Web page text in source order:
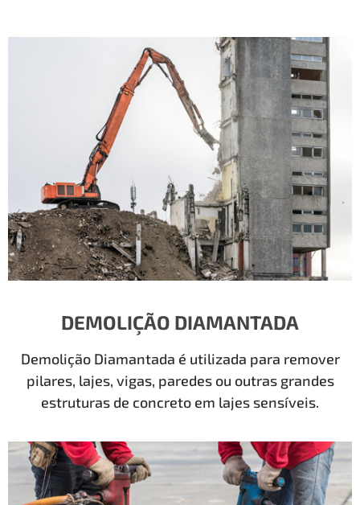
DEMOLIÇÃO DIAMANTADA
Demolição Diamantada é utilizada para remover
pilares, lajes, vigas, paredes ou outras grandes
estruturas de concreto em lajes sensíveis.